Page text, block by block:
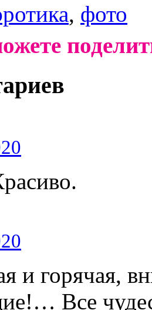
, фото
и горячая,
Все